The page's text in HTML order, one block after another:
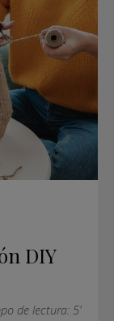
DIY
de lectura: 5'